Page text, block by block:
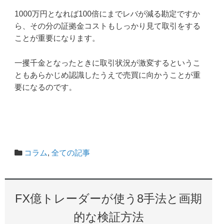
1000万円となれば100倍にまでレバが減る勘定ですか
ら、その分の証拠金コストもしっかり見て取引をする
ことが重要になります。
一攫千金となったときに取引状況が激変するというこ
ともあらかじめ認識したうえで売買に向かうことが重
要になるのです。
コラム, 全ての記事
FX億トレーダーが使う8手法と画期
的な検証方法